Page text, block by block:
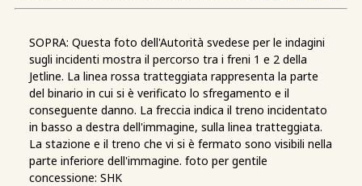
SOPRA: Questa foto dell'Autorità svedese per le indagini
sugli incidenti mostra il percorso tra i freni 1 e 2 della
Jetline. La linea rossa tratteggiata rappresenta la parte
del binario in cui si è verificato lo sfregamento e il
conseguente danno. La freccia indica il treno incidentato
in basso a destra dell'immagine, sulla linea tratteggiata.
La stazione e il treno che vi si è fermato sono visibili nella
parte inferiore dell'immagine. foto per gentile
concessione: SHK